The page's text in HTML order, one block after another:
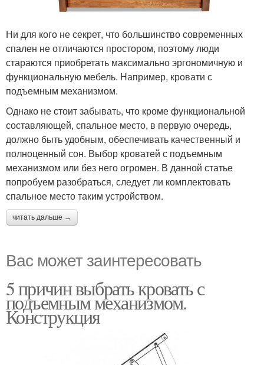
Ни для кого не секрет, что большинство современных
спален не отличаются простором, поэтому люди
стараются приобретать максимально эргономичную и
функциональную мебель. Например, кровати с
подъемным механизмом.
Однако не стоит забывать, что кроме функциональной
составляющей, спальное место, в первую очередь,
должно быть удобным, обеспечивать качественный и
полноценный сон. Выбор кроватей с подъемным
механизмом или без него огромен. В данной статье
попробуем разобраться, следует ли комплектовать
спальное место таким устройством.
читать дальше →
Вас может заинтересовать
5 причин выбрать кровать с
подъемным механизмом.
Конструкция